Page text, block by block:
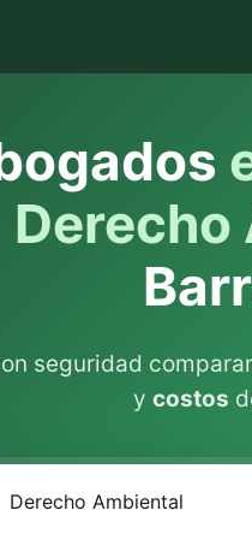
Derecho
seguridad
y costos